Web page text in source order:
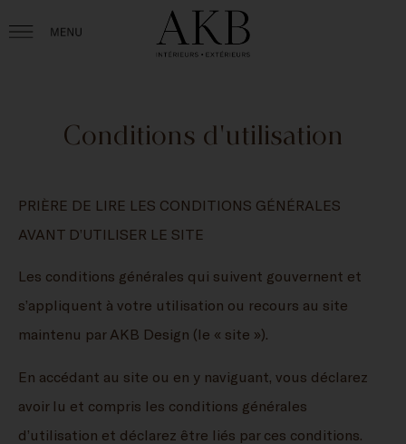
Conditions d'utilisation
PRIÈRE DE LIRE LES CONDITIONS GÉNÉRALES
AVANT D’UTILISER LE SITE
Les conditions générales qui suivent gouvernent et
s’appliquent à votre utilisation ou recours au site
maintenu par AKB Design (le « site »).
En accédant au site ou en y naviguant, vous déclarez
avoir lu et compris les conditions générales
d’utilisation et déclarez être liés par ces conditions.